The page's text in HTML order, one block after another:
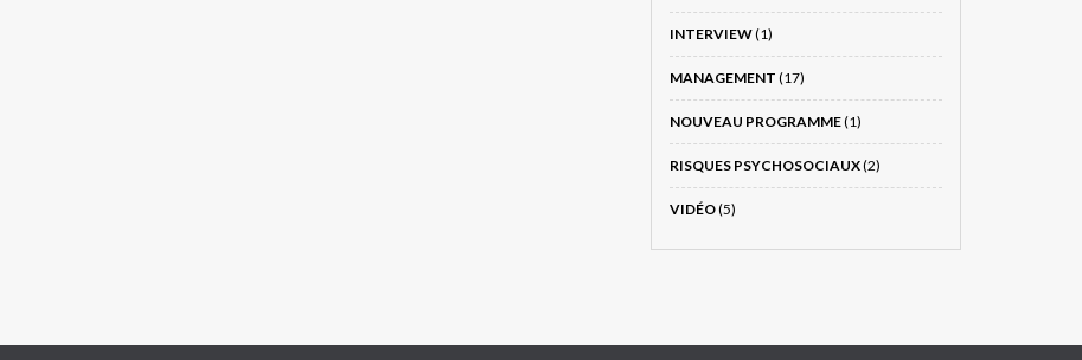
INTERVIEW(1)
MANAGEMENT (17)
NOUVEAU PROGRAMME(1)
RISQUES PSYCHOSOCIAUX(2)
VIDÉO(5)